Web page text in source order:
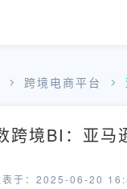
跨境电商平台
跨境BI：亚
表于：2025-06-20